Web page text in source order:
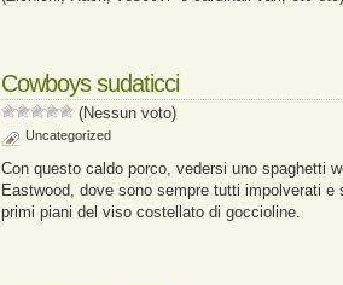
Cowboys sudaticci
(Nessun voto)
Uncategorized
Con questo caldo porco, vedersi uno spaghetti
Eastwood, dove sono sempre tutti impolverati
primi piani del viso costellato di goccioline.